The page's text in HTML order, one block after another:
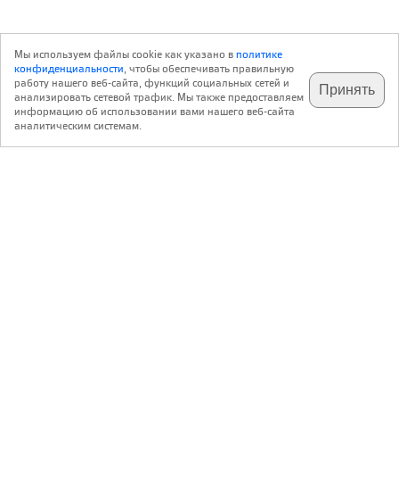
подпишитесь на наш
телеграм @archi_ru
✕
с 20 июля 1999 г.
Мы используем файлы cookie как указано вполитике
конфиденциальности, чтобы обеспечивать правильную
работу нашего веб-сайта, функций социальных сетей и
анализировать сетевой трафик. Мы также предоставляем
информацию об использовании вами нашего веб-сайта
аналитическим системам.
Принять